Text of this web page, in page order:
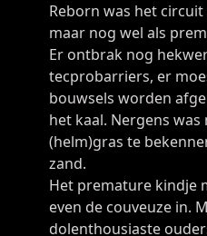
Reborn was het
maar nog wel als
Er ontbrak nog
tecprobarriers, er
bouwsels worden
het kaal. Nergens
(helm)gras te
zand.
Het premature kindje
even de couveuze in.
dolenthousiaste